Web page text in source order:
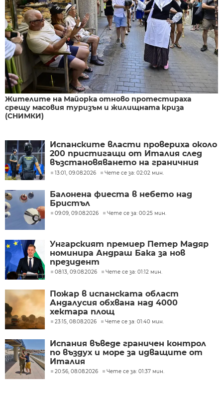
Жителите на Майорка отново протестираха
срещу масовия туризъм и жилищната криза
(СНИМКИ)
Испанските власти провериха около
200 пристигащи от Италия след
възстановяването на граничния
контрол
13:01, 09.08.2026 Чете се за: 02:02 мин.
Балонена фиеста в небето над
Бристъл
09:09, 09.08.2026 Чете се за: 00:25 мин.
Унгарският премиер Петер Мадяр
номинира Андраш Бака за нов
президент
08:13, 09.08.2026 Чете се за: 01:12 мин.
Пожар в испанската област
Андалусия обхвана над 4000
хектара площ
23:15, 08.08.2026 Чете се за: 01:40 мин.
Испания въведе граничен контрол
по въздух и море за идващите от
Италия
20:56, 08.08.2026 Чете се за: 01:37 мин.